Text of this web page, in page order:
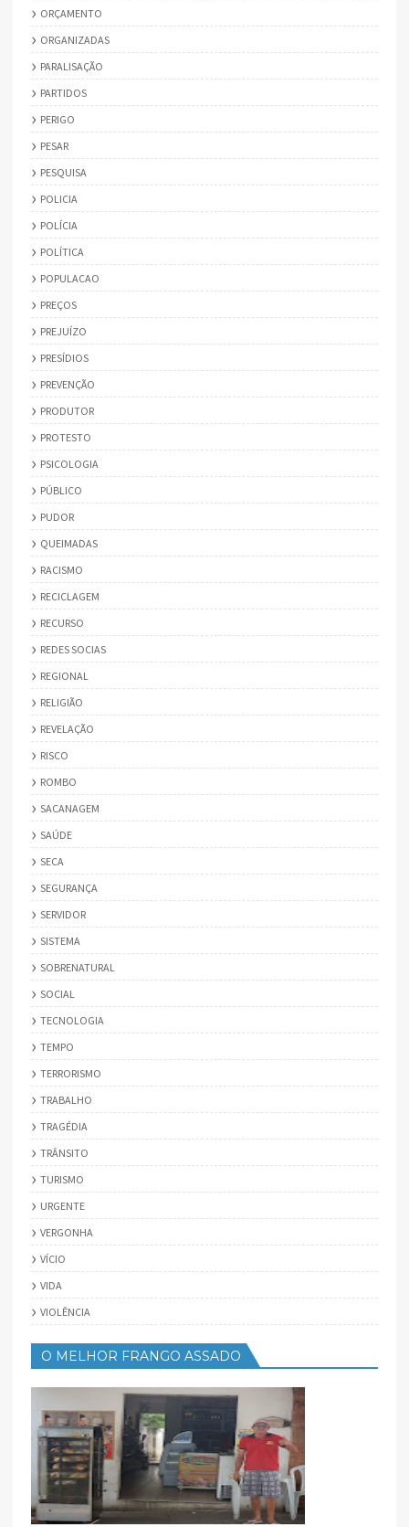
ORÇAMENTO
ORGANIZADAS
PARALISAÇÃO
PARTIDOS
PERIGO
PESAR
PESQUISA
POLICIA
POLÍCIA
POLÍTICA
POPULACAO
PREÇOS
PREJUÍZO
PRESÍDIOS
PREVENÇÃO
PRODUTOR
PROTESTO
PSICOLOGIA
PÚBLICO
PUDOR
QUEIMADAS
RACISMO
RECICLAGEM
RECURSO
REDES SOCIAS
REGIONAL
RELIGIÃO
REVELAÇÃO
RISCO
ROMBO
SACANAGEM
SAÚDE
SECA
SEGURANÇA
SERVIDOR
SISTEMA
SOBRENATURAL
SOCIAL
TECNOLOGIA
TEMPO
TERRORISMO
TRABALHO
TRAGÉDIA
TRÂNSITO
TURISMO
URGENTE
VERGONHA
VÍCIO
VIDA
VIOLÊNCIA
O MELHOR FRANGO ASSADO